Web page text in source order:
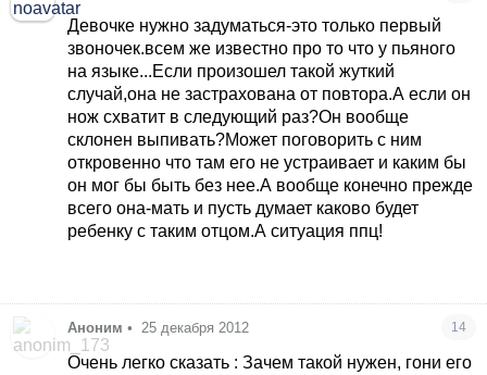
Девочке нужно задуматься-это только первый
звоночек.всем же известно про то что у пьяного
на языке...Если произошел такой жуткий
случай,она не застрахована от повтора.А если он
нож схватит в следующий раз?Он вообще
склонен выпивать?Может поговорить с ним
откровенно что там его не устраивает и каким бы
он мог бы быть без нее.А вообще конечно прежде
всего она-мать и пусть думает каково будет
ребенку с таким отцом.А ситуация ппц!
Аноним • 25 декабря 2012 14
Очень легко сказать : Зачем такой нужен, гони его